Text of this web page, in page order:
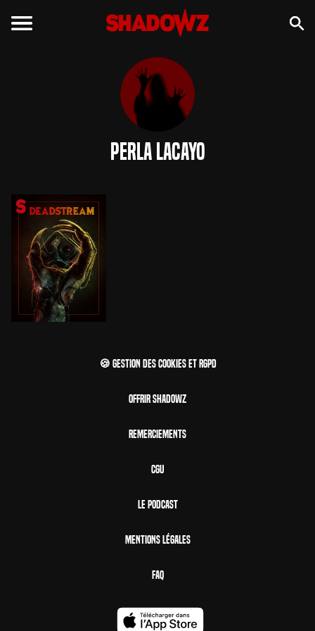
Perla Lacayo
🍪 Gestion des cookies et RGPD
Offrir Shadowz
Remerciements
CGU
Le Podcast
Mentions Légales
FAQ